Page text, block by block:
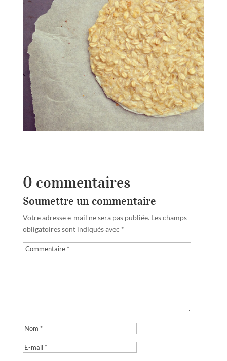
0 commentaires
Soumettre un commentaire
Votre adresse e-mail ne sera pas publiée. Les champs
obligatoires sont indiqués avec *